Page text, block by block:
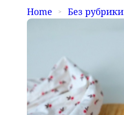
Home Без рубрики